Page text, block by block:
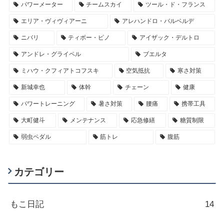
パワーメーター チームスカイ ツール・ド・フランス
エリア・ヴィヴィアーニ アレハンドロ・バルベルデ
ニバリ ティボー・ピノ アイザック・デルトロ
アンドレ・グライペル ブエルタ
ミハウ・クフィアトコフスキ 空気抵抗 寒さ対策
新城幸也 体幹 チェーン 健康
パワートレーニング 暑さ対策 腰痛 携帯工具
大町健斗 メンテナンス 応急修繕 糖質制限
弱虫ペダル 筋トレ 腹筋
カテゴリー
もこ日記 14